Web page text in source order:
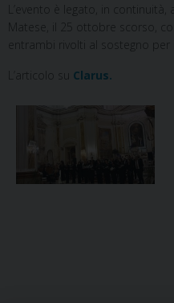
L’evento è legato, in continuità,
Matese, il 25 ottobre scorso, con
entrambi rivolti al sostegno per
L’articolo su Clarus.